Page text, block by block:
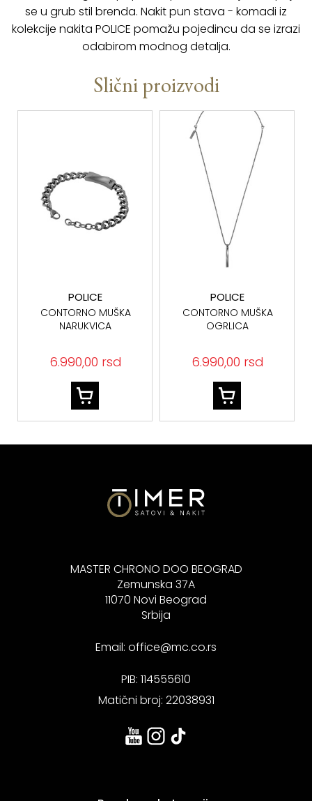
se u grub stil brenda. Nakit pun stava - komadi iz
kolekcije nakita POLICE pomažu pojedincu da se izrazi
odabirom modnog detalja.
Slični proizvodi
POLICE
CONTORNO MUŠKA
NARUKVICA
6.990,00 rsd
POLICE
CONTORNO MUŠKA
OGRLICA
6.990,00 rsd
MASTER CHRONO DOO BEOGRAD
Zemunska 37A
11070 Novi Beograd
Srbija
Email: office@mc.co.rs
PIB: 114555610
Matični broj: 22038931